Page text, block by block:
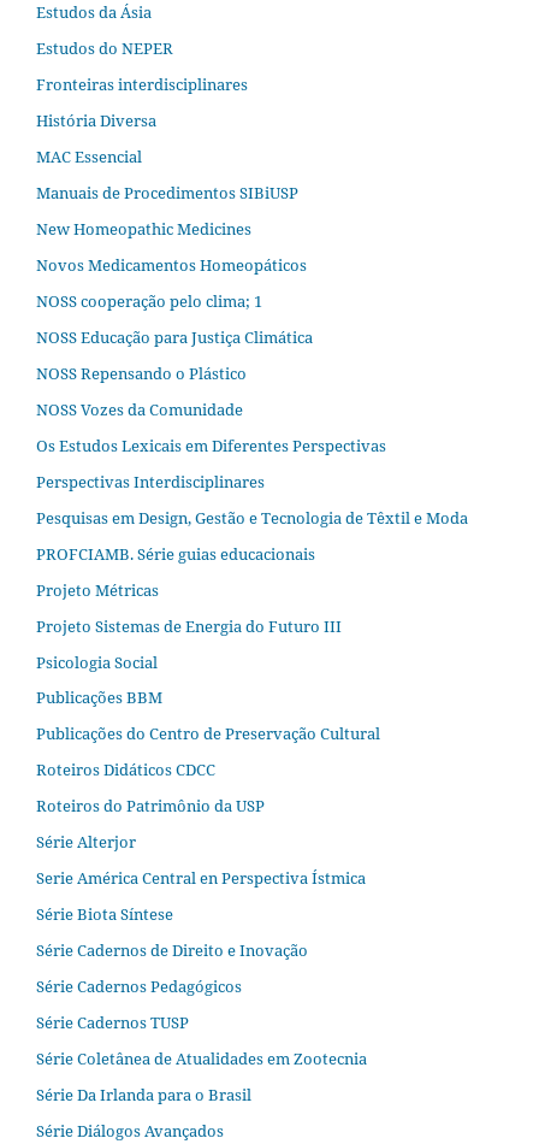
Estudos da Ásia​
Estudos do NEPER
Fronteiras interdisciplinares
História Diversa
MAC Essencial
Manuais de Procedimentos SIBiUSP
New Homeopathic Medicines
Novos Medicamentos Homeopáticos
NOSS cooperação pelo clima; 1
NOSS Educação para Justiça Climática
NOSS Repensando o Plástico
NOSS Vozes da Comunidade
Os Estudos Lexicais em Diferentes Perspectivas
Perspectivas Interdisciplinares
Pesquisas em Design, Gestão e Tecnologia de Têxtil e Moda
PROFCIAMB. Série guias educacionais
Projeto Métricas
Projeto Sistemas de Energia do Futuro III
Psicologia Social
Publicações BBM
Publicações do Centro de Preservação Cultural
Roteiros Didáticos CDCC
Roteiros do Patrimônio da USP
Série Alterjor
Serie América Central en Perspectiva Ístmica
Série Biota Síntese
Série Cadernos de Direito e Inovação
Série Cadernos Pedagógicos
Série Cadernos TUSP
Série Coletânea de Atualidades em Zootecnia
Série Da Irlanda para o Brasil
Série Diálogos Avançados